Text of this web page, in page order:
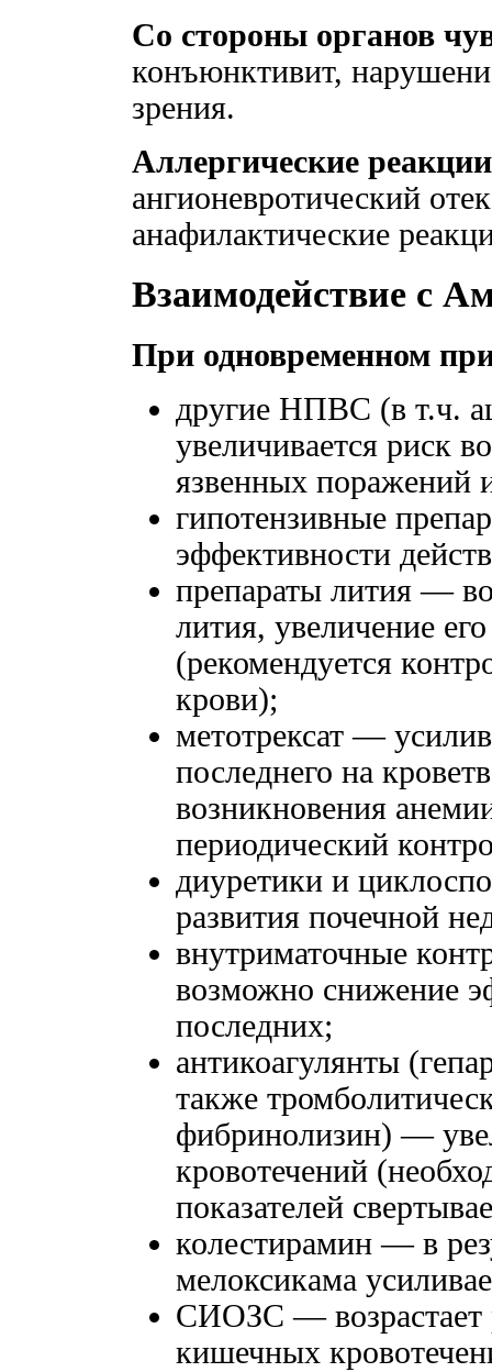
Со стороны органов
конъюнктивит,
зрения.
Аллергические
ангионевротический
анафилактические
Взаимодействие с
При одновременном
другие НПВС (в т.ч.
увеличивается риск
язвенных поражений
гипотензивные
эффективности
препараты лития —
лития, увеличение
(рекомендуется
крови);
метотрексат —
последнего на
возникновения
периодический
диуретики и
развития почечной
внутриматочные
возможно снижение
последних;
антикоагулянты
также
фибринолизин) —
кровотечений
показателей
колестирамин — в
мелоксикама
СИОЗС — возрастает
кишечных